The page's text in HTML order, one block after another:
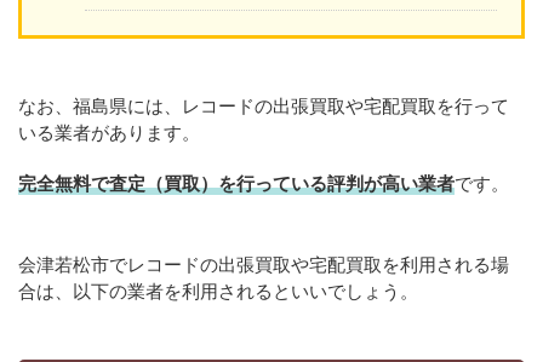
なお、福島県には、レコードの出張買取や宅配買取を行って
いる業者があります。
完全無料で査定（買取）を行っている評判が高い業者です。
会津若松市でレコードの出張買取や宅配買取を利用される場
合は、以下の業者を利用されるといいでしょう。